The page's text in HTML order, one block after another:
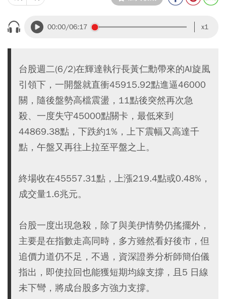
00:00/06:17 x1
台股週二(6/2)在輝達執行長黃仁勳帶來的AI旋風
引領下，一開盤就直衝45915.92點進逼46000
關，隨後盤勢高檔震盪，11點後突然再次急
殺、一度失守45000點關卡，最低來到
44869.38點，下跌約1%，上下震幅又高達千
點，午盤又再往上拉至平盤之上。
終場收在45557.31點，上漲219.4點或0.48%，
成交量1.6兆元。
台股一度出現急殺，除了與美伊情勢仍搖擺外，
主要是在指數走高同時，多方雖然看好後市，但
追價力道仍不足，不過，資深證券分析師簡伯儀
指出，即使拉回也能獲短期均線支撐，且5 日線
未下彎，將成台股多方強力支撐。